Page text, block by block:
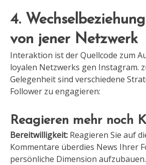
4.
von jener Netzwerk
Interaktion ist der Quellcode zum
loyalen Netzwerks gen Instagram.
Gelegenheit sind verschiedene
Follower zu engagieren:
Reagieren mehr noch
Bereitwilligkeit: Reagieren Sie auf
Kommentare überdies News Ihrer
persönliche Dimension aufzubauen.